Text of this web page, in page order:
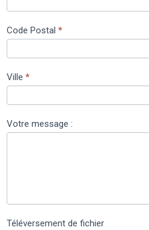
Code Postal*
Ville*
Votre message :
Téléversement de fichier